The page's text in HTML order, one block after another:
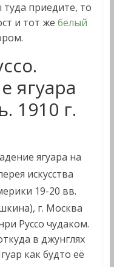
приедите, то
и тот же белый
ягуара
1910 г.
ягуара на
искусства
19-20 вв.
г. Москва
Руссо чудаком.
в джунглях
как будто её